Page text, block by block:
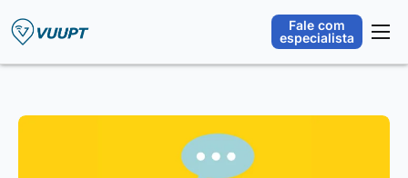
Plataforma
Fale com
especialista